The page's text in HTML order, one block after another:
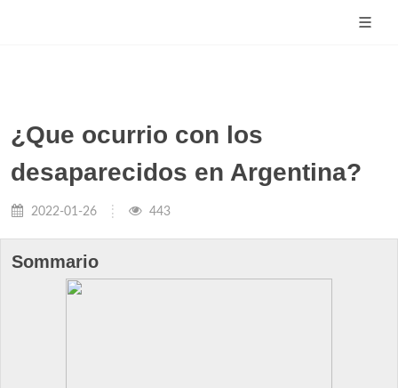
¿Que ocurrio con los
desaparecidos en Argentina?
2022-01-26 443
Sommario